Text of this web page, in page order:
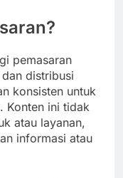
pemasaran
distribusi
konsisten untuk
Konten ini tidak
atau layanan,
informasi atau